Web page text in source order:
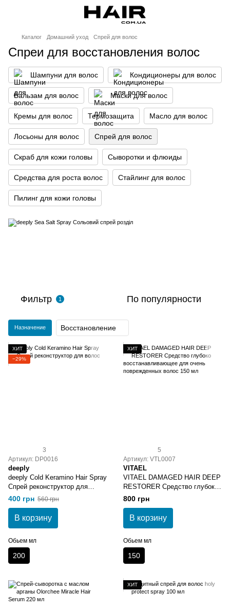
Каталог Домашний уход Спрей для волос
Спреи для восстановления волос
Шампуни для волос Кондиционеры для волос
Бальзам для волос Маски для волос
Кремы для волос Термозащита Масло для волос
Лосьоны для волос Спрей для волос
Скраб для кожи головы Сыворотки и флюиды
Средства для роста волос Стайлинг для волос
Пилинг для кожи головы
Фильтр 1 По популярности
Назначение Восстановление
ХИТ
−29%
3
Артикул: DP0016
deeply
deeply Cold Keramino Hair Spray
Спрей реконструктор для
волос
400 грн 560 грн
В корзину
Обьем мл
200
ХИТ
5
Артикул: VTL0007
VITAEL
VITAEL DAMAGED HAIR DEEP
RESTORER Средство глубоко
восстанавливающее для очень
поврежденных волос 150 мл
800 грн
В корзину
Обьем мл
150
ХИТ